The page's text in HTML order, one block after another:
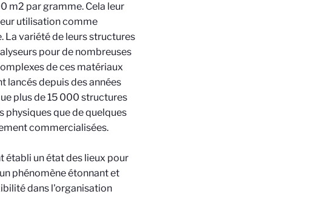
m2 par gramme. Cela leur
utilisation comme
La variété de leurs structures
pour de nombreuses
de ces matériaux
lancés depuis des années
plus de 15 000 structures
physiques que de quelques
commercialisées.
établi un état des lieux pour
phénomène étonnant et
dans l'organisation